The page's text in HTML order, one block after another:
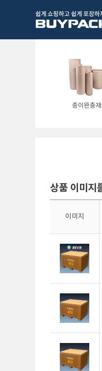
종이완충재
상품 이미지
이미지